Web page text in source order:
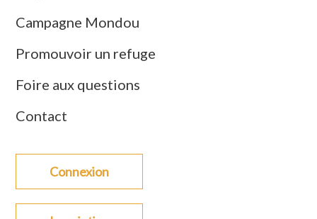
Campagne Mondou
Promouvoir un refuge
Foire aux questions
Contact
Connexion